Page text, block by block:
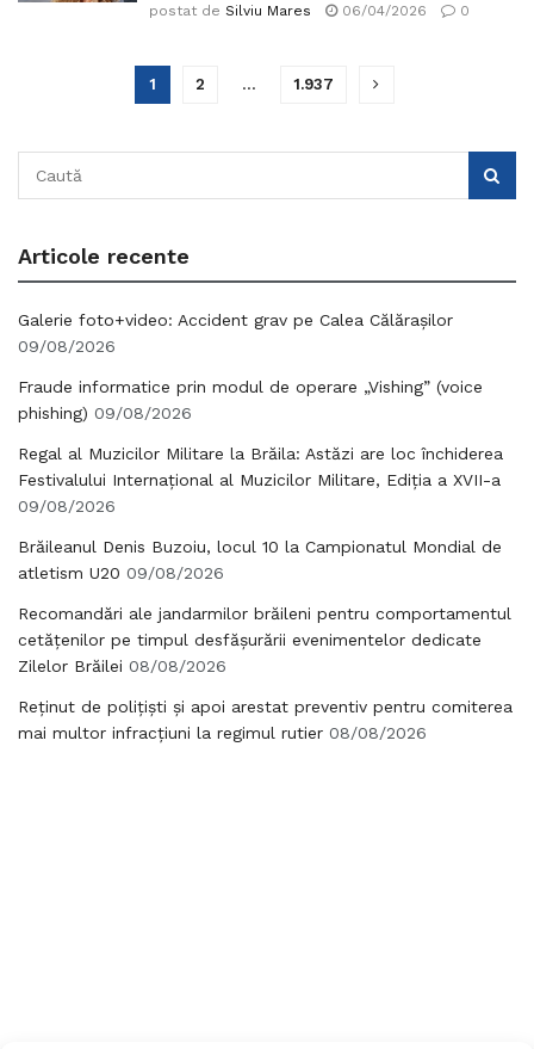
postat de Silviu Mares 06/04/2026 0
1 2 … 1.937
Articole recente
Galerie foto+video: Accident grav pe Calea Călărașilor
09/08/2026
Fraude informatice prin modul de operare „Vishing” (voice
phishing) 09/08/2026
Regal al Muzicilor Militare la Brăila: Astăzi are loc închiderea
Festivalului Internațional al Muzicilor Militare, Ediția a XVII-a
09/08/2026
Brăileanul Denis Buzoiu, locul 10 la Campionatul Mondial de
atletism U20 09/08/2026
Recomandări ale jandarmilor brăileni pentru comportamentul
cetățenilor pe timpul desfășurării evenimentelor dedicate
Zilelor Brăilei 08/08/2026
Reținut de polițiști și apoi arestat preventiv pentru comiterea
mai multor infracțiuni la regimul rutier 08/08/2026